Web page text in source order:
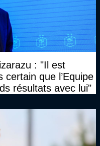
: "Il est
que l’Equipe
résultats avec lui"